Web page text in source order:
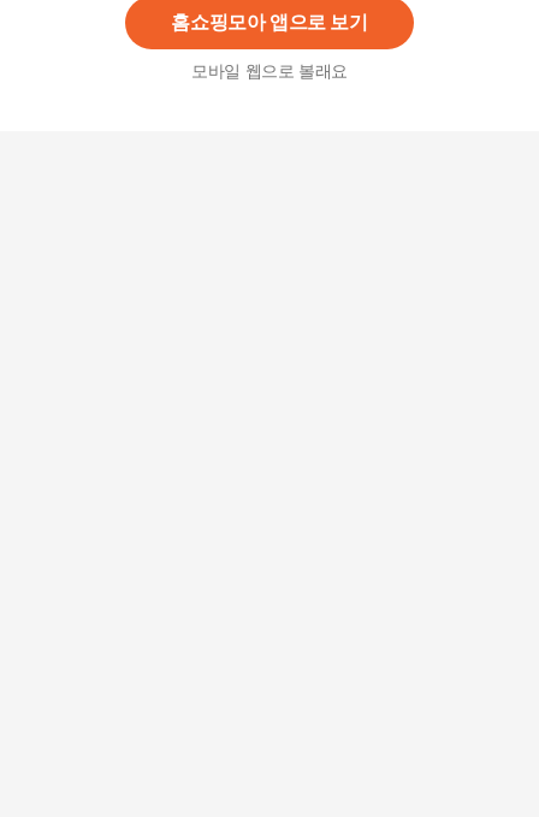
홈쇼핑모아 앱으로 보기
모바일 웹으로 볼래요